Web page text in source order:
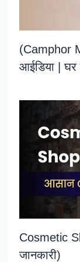
(Camphor
आईडिया |
Cosmetic
जानकारी)